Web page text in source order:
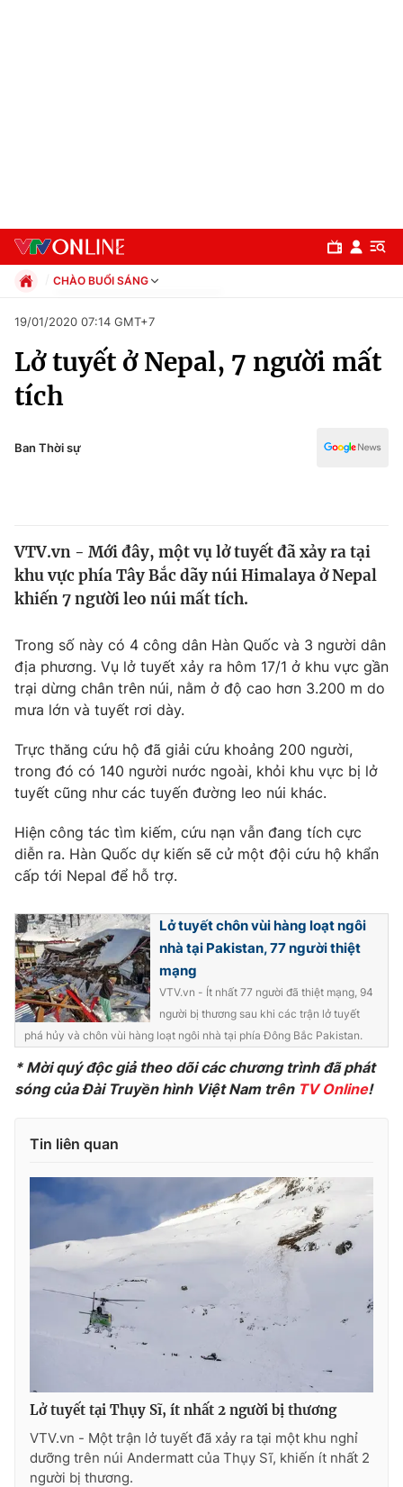
Chuyên mục
Chính trị
Y tế
Tin tức
Thế giới đó đây
Kinh tế
Tài chính
Thị trường
Góc doanh nghiệp
Dữ liệu và đời sống
Truyền hình
Hậu trường
Nhân vật
Khán giả
Giải sao mai
Giải trí
Điện ảnh
Sao
Đời sống
Du lịch
Làm đẹp
Chất lượng cuộc sống
Giáo dục
Tuyển sinh
Học trực tuyến
Công nghệ
Hitech Công nghệ tương lai
Sản phẩm
Thị trường
Giao lưu trực tuyến
Lịch phát sóng
Chuyên mục khác
Emagazine Podcast
Photo Infographic
Video Shorts video
VTV Sức khoẻ Bất động sản
Thị trường 24h Tấm lòng Việt
CHÀO BUỔI SÁNG
Xã hội
Pháp luật
Kinh tế
Thể thao
Văn hóa - Giải trí
Giáo dục
19/01/2020 07:14 GMT+7
Lở tuyết ở Nepal, 7 người mất
tích
Ban Thời sự
VTV.vn - Mới đây, một vụ lở tuyết đã xảy ra tại
khu vực phía Tây Bắc dãy núi Himalaya ở Nepal
khiến 7 người leo núi mất tích.
Trong số này có 4 công dân Hàn Quốc và 3 người dân
địa phương. Vụ lở tuyết xảy ra hôm 17/1 ở khu vực gần
trại dừng chân trên núi, nằm ở độ cao hơn 3.200 m do
mưa lớn và tuyết rơi dày.
Trực thăng cứu hộ đã giải cứu khoảng 200 người,
trong đó có 140 người nước ngoài, khỏi khu vực bị lở
tuyết cũng như các tuyến đường leo núi khác.
Hiện công tác tìm kiếm, cứu nạn vẫn đang tích cực
diễn ra. Hàn Quốc dự kiến sẽ cử một đội cứu hộ khẩn
cấp tới Nepal để hỗ trợ.
Lở tuyết chôn vùi hàng loạt ngôi
nhà tại Pakistan, 77 người thiệt
mạng
VTV.vn - Ít nhất 77 người đã thiệt mạng, 94
người bị thương sau khi các trận lở tuyết
phá hủy và chôn vùi hàng loạt ngôi nhà tại phía Đông Bắc Pakistan.
* Mời quý độc giả theo dõi các chương trình đã phát
sóng của Đài Truyền hình Việt Nam trên TV Online!
Tin liên quan
Lở tuyết tại Thụy Sĩ, ít nhất 2 người bị thương
VTV.vn - Một trận lở tuyết đã xảy ra tại một khu nghỉ
dưỡng trên núi Andermatt của Thụy Sĩ, khiến ít nhất 2
người bị thương.